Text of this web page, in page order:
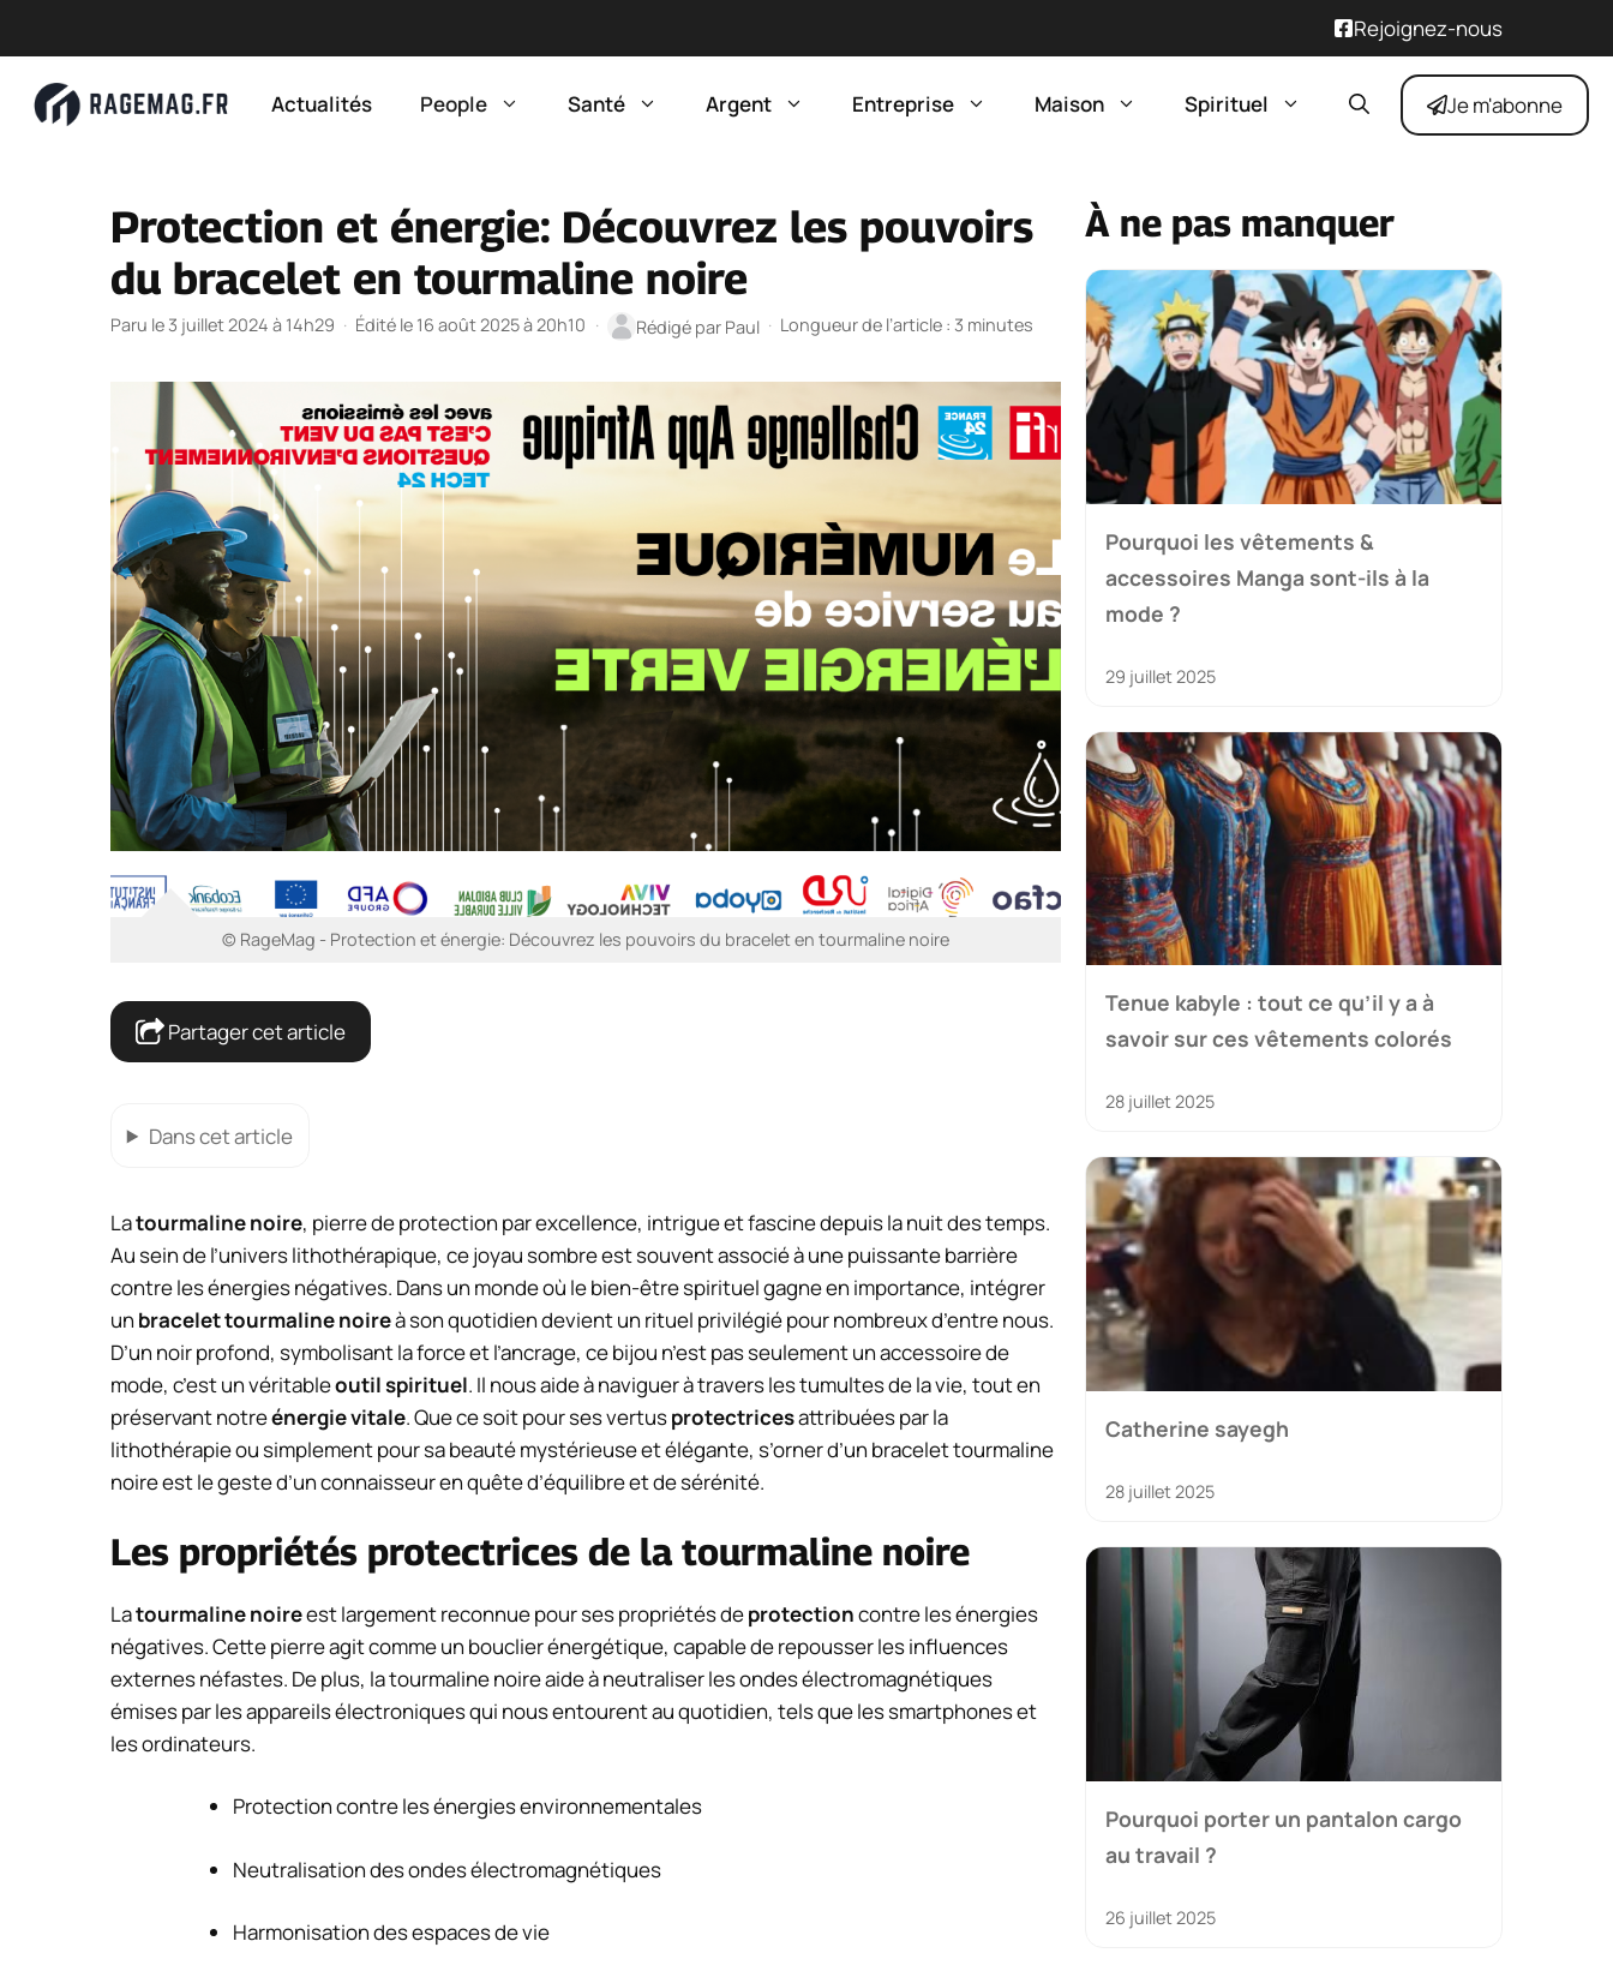
Rejoignez-nous
Actualités People Santé Argent Entreprise Maison Spirituel Je m'abonne
Protection et énergie: Découvrez les pouvoirs
du bracelet en tourmaline noire
Paru le 3 juillet 2024 à 14h29 · Édité le 16 août 2025 à 20h10 · Rédigé par Paul · Longueur de l’article : 3 minutes
© RageMag - Protection et énergie: Découvrez les pouvoirs du bracelet en tourmaline noire
Partager cet article
Dans cet article
Latourmaline noire, pierre de protection par excellence, intrigue et fascine depuis la nuit des temps.
Au sein de l’univers lithothérapique, ce joyau sombre est souvent associé à une puissante barrière
contre les énergies négatives. Dans un monde où le bien-être spirituel gagne en importance, intégrer
un bracelet tourmaline noireà son quotidien devient un rituel privilégié pour nombreux d’entre nous.
D’un noir profond, symbolisant la force et l’ancrage, ce bijou n’est pas seulement un accessoire de
mode, c’est un véritableoutil spirituel. Il nous aide à naviguer à travers les tumultes de la vie, tout en
préservant notreénergie vitale. Que ce soit pour ses vertusprotectricesattribuées par la
lithothérapie ou simplement pour sa beauté mystérieuse et élégante, s’orner d’un bracelet tourmaline
noire est le geste d’un connaisseur en quête d’équilibre et de sérénité.
Les propriétés protectrices de la tourmaline noire
Latourmaline noireest largement reconnue pour ses propriétés deprotectioncontre les énergies
négatives. Cette pierre agit comme un bouclier énergétique, capable de repousser les influences
externes néfastes. De plus, la tourmaline noire aide à neutraliser les ondes électromagnétiques
émises par les appareils électroniques qui nous entourent au quotidien, tels que les smartphones et
les ordinateurs.
Protection contre les énergies environnementales
Neutralisation des ondes électromagnétiques
Harmonisation des espaces de vie
À ne pas manquer
Pourquoi les vêtements &
accessoires Manga sont-ils à la
mode ?
29 juillet 2025
Tenue kabyle : tout ce qu’il y a à
savoir sur ces vêtements colorés
28 juillet 2025
Catherine sayegh
28 juillet 2025
Pourquoi porter un pantalon cargo
au travail ?
26 juillet 2025